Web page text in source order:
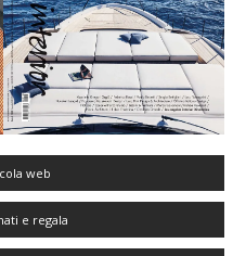
web
e regala